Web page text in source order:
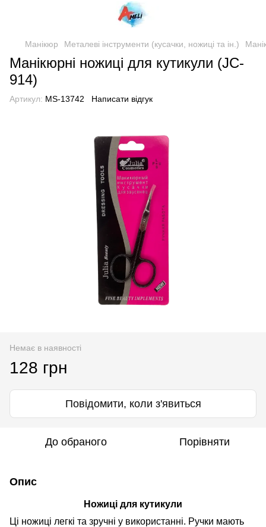
Манікюр Металеві інструменти (кусачки, ножиці та ін.)
Манікюрні ножиці для кутикули (JC-
914)
Артикул: MS-13742 Написати відгук
Немає в наявності
128 грн
Повідомити, коли з'явиться
До обраного Порівняти
Опис
Ножиці для кутикули
Ці ножиці легкі та зручні у використанні. Ручки мають